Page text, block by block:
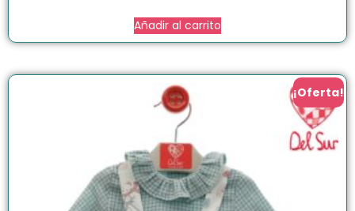
Añadir al carrito
¡Oferta!